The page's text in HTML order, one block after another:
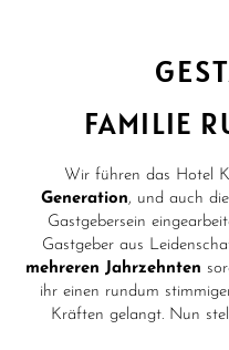
FAMILIE
Wir führen das Hotel
Generation, und auch
Gastgebersein
Gastgeber aus
mehreren Jahrzehnten
ihr einen rundum
Kräften gelangt. Nun